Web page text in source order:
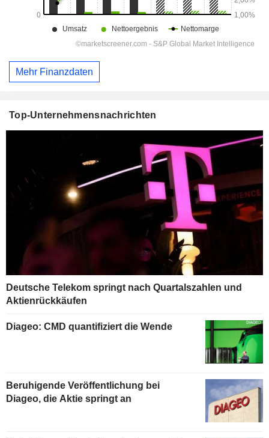
Mehr Finanzdaten
Top-Unternehmensnachrichten
Deutsche Telekom springt nach Quartalszahlen und
Aktienrückkäufen
Diageo: CMD quantifiziert die Wende
Beruhigende Veröffentlichung bei
Diageo, die Aktie springt an